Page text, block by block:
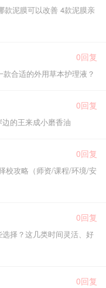
款泥膜可以改善 4款泥膜亲
0回复
合适的外用草本护理液？
0回复
的王来成小磨香油
0回复
校攻略（师资/课程/环境/安
0回复
择？这几类时间灵活、好
0回复